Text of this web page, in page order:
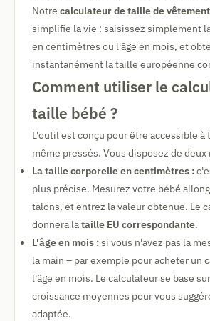
Notre calculateur de taille de
simplifie la vie : saisissez simplement
en centimètres ou l'âge en mois, et
instantanément la taille européenne
Comment utiliser le
taille bébé ?
L'outil est conçu pour être accessible à
même pressés. Vous disposez de deux
La taille corporelle en centimètres :
plus précise. Mesurez votre bébé
talons, et entrez la valeur obtenue. Le
donnera lataille EU correspondante.
L'âge en mois :si vous n'avez pas la
la main – par exemple pour acheter un
l'âge en mois. Le calculateur se base
croissance moyennes pour vous
adaptée.